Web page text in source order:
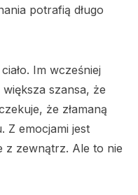
potrafią długo
Im wcześniej
szansa, że
że złamaną
Z emocjami jest
z zewnątrz. Ale to nie